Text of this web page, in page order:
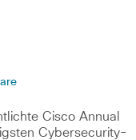
Cisco Annual
Cybersecurity-